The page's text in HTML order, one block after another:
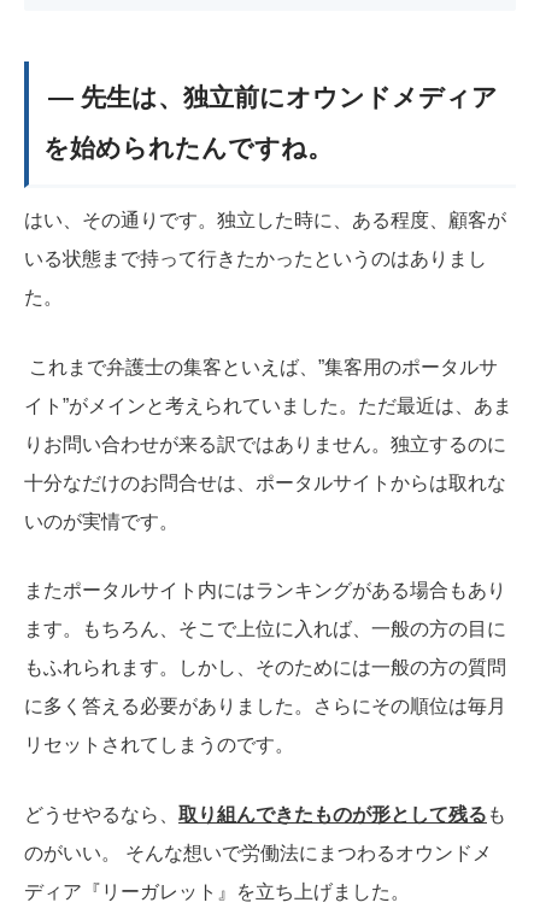
― 先生は、独立前にオウンドメディア
を始められたんですね。
はい、その通りです。独立した時に、ある程度、顧客が
いる状態まで持って行きたかったというのはありまし
た。
これまで弁護士の集客といえば、”集客用のポータルサ
イト”がメインと考えられていました。ただ最近は、あま
りお問い合わせが来る訳ではありません。独立するのに
十分なだけのお問合せは、ポータルサイトからは取れな
いのが実情です。
またポータルサイト内にはランキングがある場合もあり
ます。もちろん、そこで上位に入れば、一般の方の目に
もふれられます。しかし、そのためには一般の方の質問
に多く答える必要がありました。さらにその順位は毎月
リセットされてしまうのです。
どうせやるなら、 取り組んできたものが形として残る も
のがいい。 そんな想いで労働法にまつわるオウンドメ
ディア『リーガレット』を立ち上げました。